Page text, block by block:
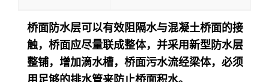
桥面防水层可以有效阻隔水与混凝土桥面的接
触，桥面应尽量联成整体，并采用新型防水层
整铺，增加滴水槽，桥面污水流经梁体，必须
用足够的排水管来防止桥面积水。